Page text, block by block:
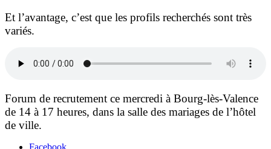
Et l’avantage, c’est que les profils recherchés sont très
variés.
Forum de recrutement ce mercredi à Bourg-lès-Valence
de 14 à 17 heures, dans la salle des mariages de l’hôtel
de ville.